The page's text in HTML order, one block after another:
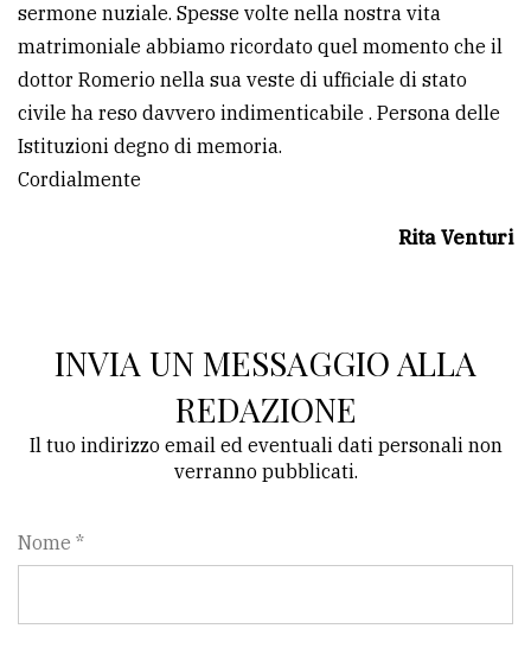
sermone nuziale. Spesse volte nella nostra vita
matrimoniale abbiamo ricordato quel momento che il
dottor Romerio nella sua veste di ufficiale di stato
civile ha reso davvero indimenticabile . Persona delle
Istituzioni degno di memoria.
Cordialmente
Rita Venturi
INVIA UN MESSAGGIO ALLA
REDAZIONE
Il tuo indirizzo email ed eventuali dati personali non
verranno pubblicati.
Nome *